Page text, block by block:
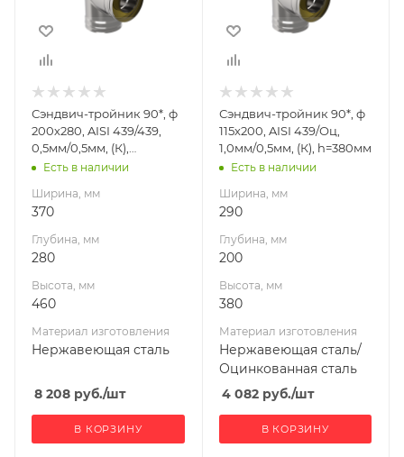
Высота, мм
460
Материал
Нержавеющая
сталь
Производитель
УМК
Сэндвич-тройник 90*, ф
200х280, AISI 439/439,
0,5мм/0,5мм, (К),
h=460мм
Есть в наличии
Ширина, мм
370
Глубина, мм
280
Высота, мм
460
Материал изготовления
Нержавеющая сталь
8 208 руб./шт
В КОРЗИНУ
Высота, мм
380
Материал
Нержавеющая
сталь/
Оцинкованная
сталь
УМК
Сэндвич-тройник 90*, ф
115х200, AISI 439/Оц,
1,0мм/0,5мм, (К), h=380мм
Есть в наличии
Ширина, мм
290
Глубина, мм
200
Высота, мм
380
Материал изготовления
Нержавеющая сталь/
Оцинкованная сталь
4 082руб./шт
В КОРЗИНУ